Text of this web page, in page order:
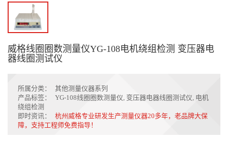
威格线圈圈数测量仪YG-108电机绕组检测 变压器电
器线圈测试仪
所属分类：
其他测量仪器系列
产品标签：
YG-108线圈圈数测量仪, 变压器电器线圈测试仪, 电机
绕组检测
即时资讯：
杭州威格专业研发生产测量仪器20多年，老品牌大保
障，支持工程师免费指导！